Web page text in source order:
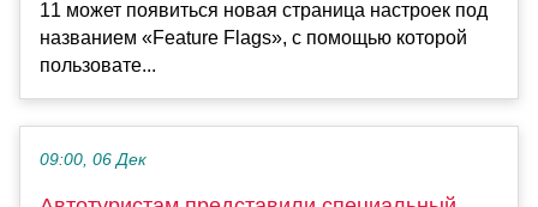
11 может появиться новая страница настроек под
названием «Feature Flags», с помощью которой
пользовате...
09:00, 06 Дек